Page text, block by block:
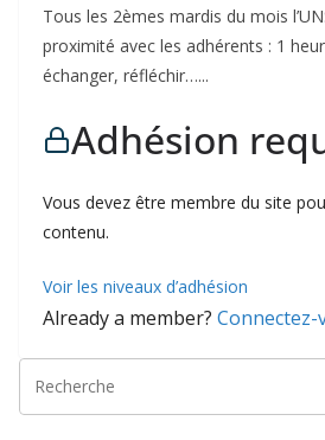
Tous les 2èmes mardis du mois
proximité avec les adhérents : 1
échanger, réfléchir…...
Adhésion
Vous devez être membre du site
contenu.
Voir les niveaux d’adhésion
Already a member? Connectez-